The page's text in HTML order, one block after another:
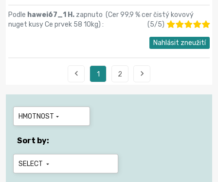
Podle hawei67_1 H. zapnuto (Cer 99,9 % cer čistý kovový
nuget kusy Ce prvek 58 10kg) : (5/5)
Nahlásit zneužití
 1 2 
HMOTNOST 
Sort by:
SELECT 